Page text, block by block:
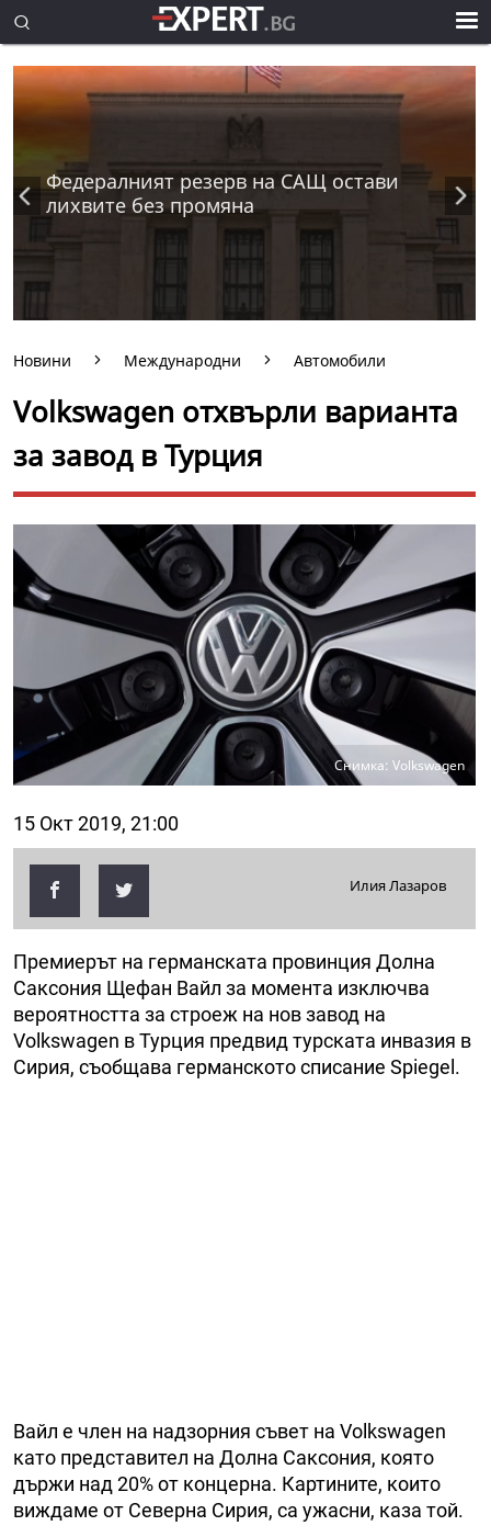
Федералният резерв на САЩ остави
лихвите без промяна
Новини Международни Автомобили
Volkswagen отхвърли варианта
за завод в Турция
Снимка: Volkswagen
15 Окт 2019, 21:00
Илия Лазаров
Премиерът на германската провинция Долна
Саксония Щефан Вайл за момента изключва
вероятността за строеж на нов завод на
Volkswagen в Турция предвид турската инвазия в
Сирия, съобщава германското списание Spiegel.
Вайл е член на надзорния съвет на Volkswagen
като представител на Долна Саксония, която
държи над 20% от концерна. Картините, които
виждаме от Северна Сирия, са ужасни, каза той.